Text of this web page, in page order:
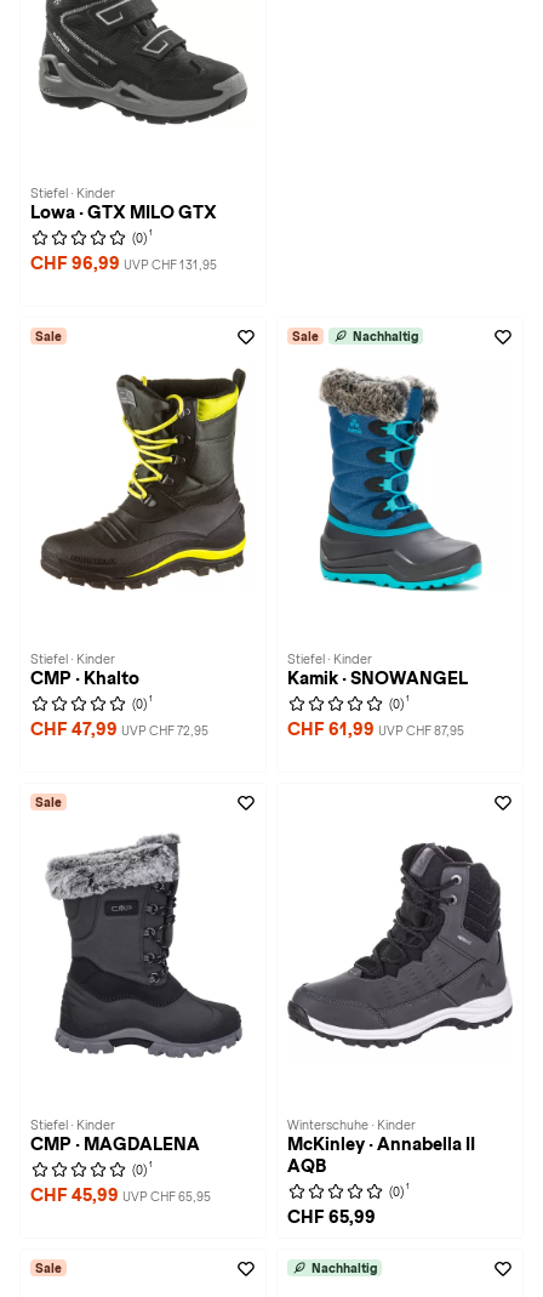
Stiefel · Kinder
Lowa · GTX MILO GTX
(0) 1
CHF 96,99 UVP CHF 131,95
Sale
Stiefel · Kinder
CMP · Khalto
(0) 1
CHF 47,99 UVP CHF 72,95
Sale Nachhaltig
Stiefel · Kinder
Kamik · SNOWANGEL
(0) 1
CHF 61,99 UVP CHF 87,95
Sale
Stiefel · Kinder
CMP · MAGDALENA
(0) 1
CHF 45,99 UVP CHF 65,95
Winterschuhe · Kinder
McKinley · Annabella II
AQB
(0) 1
CHF 65,99
Sale Nachhaltig